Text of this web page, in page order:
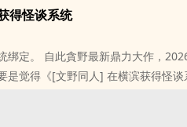
得怪谈系统
绑定。 自此貪野最新鼎力大作，
是觉得《[文野同人] 在横滨获得怪